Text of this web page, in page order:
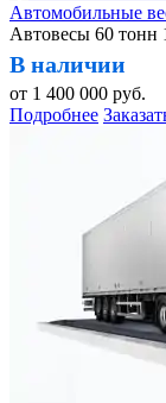
Автомобильные
Автовесы 60 тонн
В наличии
от 1 400 000 руб.
Подробнее